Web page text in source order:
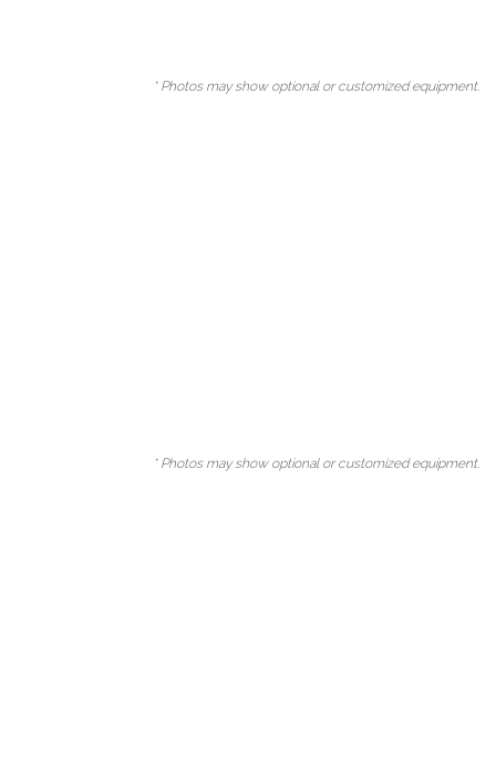
* Photos may show optional or customized equipment.
* Photos may show optional or customized equipment.